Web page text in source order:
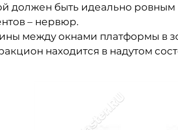
должен быть идеально
– нервюр.
между окнами платформы в
находится в надутом